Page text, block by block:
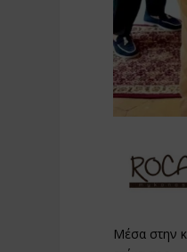
Μέσα στην